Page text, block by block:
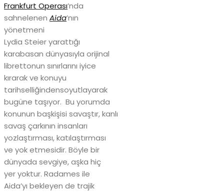
Frankfurt Operası’nda
sahnelenen Aida’nın
yönetmeni
Lydia Steier yarattığı
karabasan dünyasıyla orijinal
librettonun sınırlarını iyice
kırarak ve konuyu
tarihselliğindensoyutlayarak
bugüne taşıyor. Bu yorumda
konunun başkişisi savaştır, kanlı
savaş çarkının insanları
yozlaştırması, katılaştırması
ve yok etmesidir. Böyle bir
dünyada sevgiye, aşka hiç
yer yoktur. Radames ile
Aida’yı bekleyen de trajik